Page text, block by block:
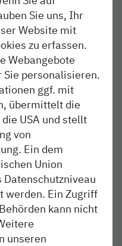
Bad Segeberg und
Zugfahrten wegen
Streckenabschnitts.
Oktober, 5 Uhr:
Strecke zwischen
fallen alle
regulär um 20:37 Uhr
am 09.10.
später ab Bad
um 21:37 Uhr in
abweichend erst ab
wird ein
der auf die
Sie uns, Ihr
Website mit
zu erfassen.
Webangebote
personalisieren.
ggf. mit
übermittelt die
USA und stellt
von
Ein dem
Union
werden. Ein Zugriff
kann nicht
unseren